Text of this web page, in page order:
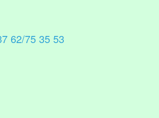
62/75 35 53